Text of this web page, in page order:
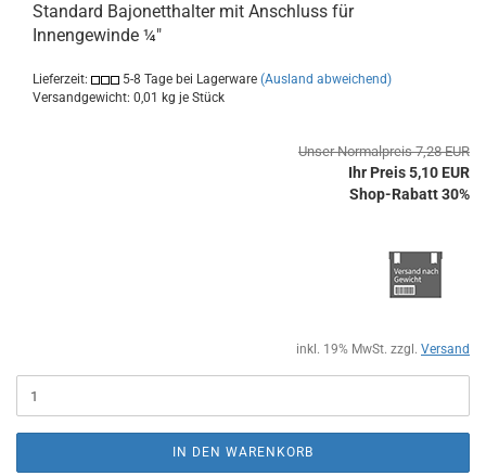
Standard Bajonetthalter mit Anschluss für
Innengewinde ¼"
Lieferzeit: 5-8 Tage bei Lagerware (Ausland abweichend)
Versandgewicht: 0,01 kg je Stück
Unser Normalpreis 7,28 EUR
Ihr Preis 5,10 EUR
Shop-Rabatt 30%
inkl. 19% MwSt. zzgl. Versand
IN DEN WARENKORB